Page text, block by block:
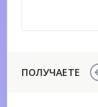
ПОЛУЧАЕТЕ